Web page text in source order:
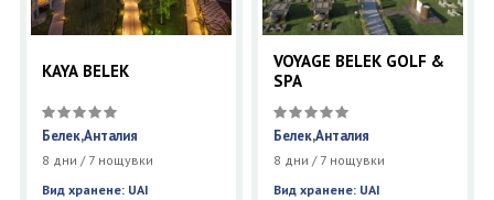
KAYA BELEK
Белек,Анталия
8 дни / 7 нощувки
Вид хранене: UAI
VOYAGE BELEK GOLF &
SPA
Белек,Анталия
8 дни / 7 нощувки
Вид хранене: UAI